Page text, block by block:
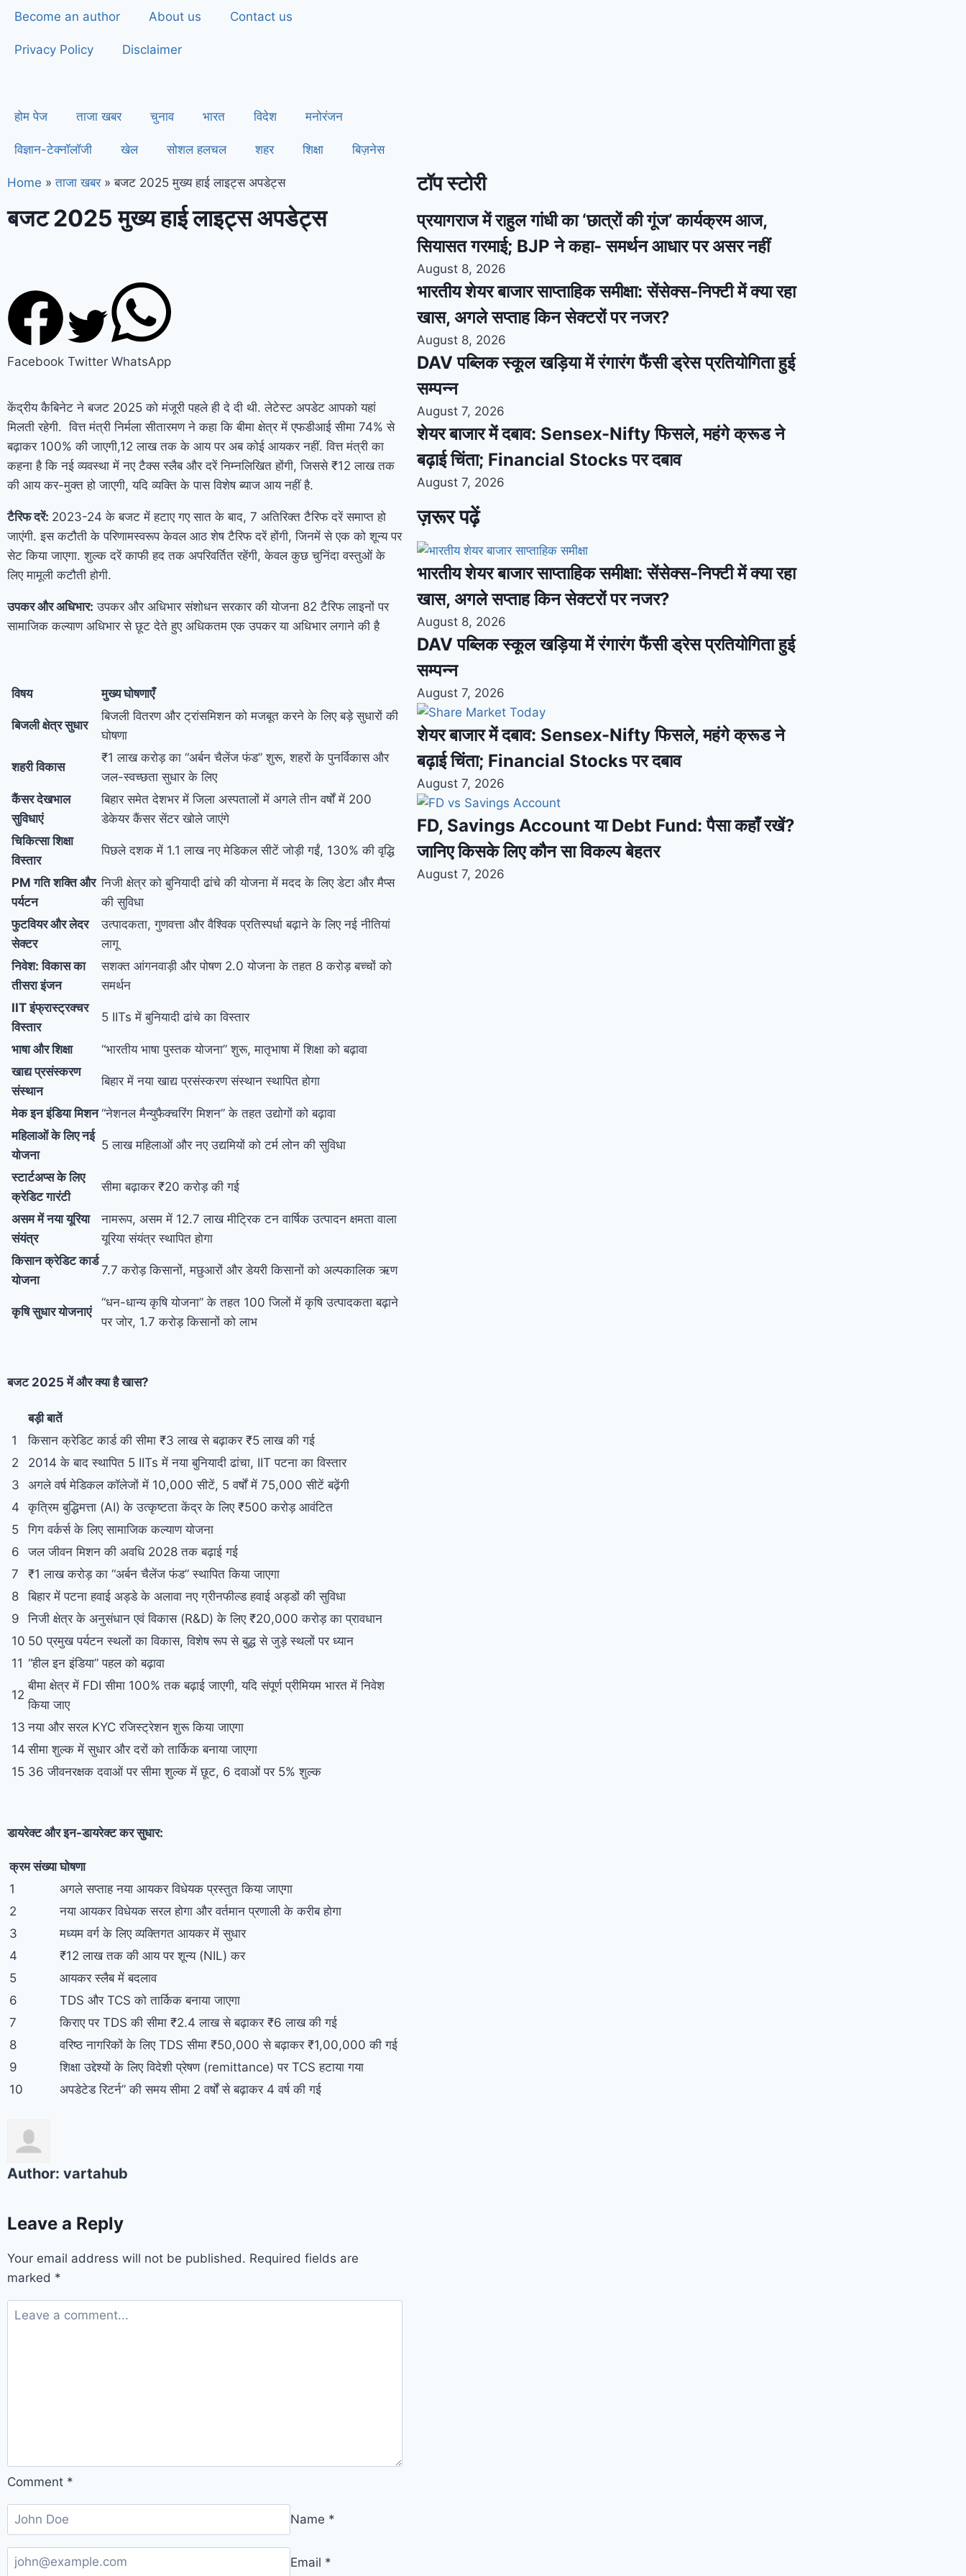
Become an author About us Contact us
Privacy Policy Disclaimer
होम पेज ताजा खबर चुनाव भारत विदेश मनोरंजन
विज्ञान-टेक्नॉलॉजी खेल सोशल हलचल शहर शिक्षा बिज़नेस
Home » ताजा खबर » बजट 2025 मुख्य हाई लाइट्स अपडेट्स
बजट 2025 मुख्य हाई लाइट्स अपडेट्स
Facebook Twitter WhatsApp
केंद्रीय कैबिनेट ने बजट 2025 को मंजूरी पहले ही दे दी थी. लेटेस्ट अपडेट आपको यहां
मिलती रहेगी. वित्त मंत्री निर्मला सीतारमण ने कहा कि बीमा क्षेत्र में एफडीआई सीमा 74% से
बढ़ाकर 100% की जाएगी,12 लाख तक के आय पर अब कोई आयकर नहीं. वित्त मंत्री का
कहना है कि नई व्यवस्था में नए टैक्स स्लैब और दरें निम्नलिखित होंगी, जिससे ₹12 लाख तक
की आय कर-मुक्त हो जाएगी, यदि व्यक्ति के पास विशेष ब्याज आय नहीं है.
टैरिफ दरें: 2023-24 के बजट में हटाए गए सात के बाद, 7 अतिरिक्त टैरिफ दरें समाप्त हो
जाएंगी. इस कटौती के परिणामस्वरूप केवल आठ शेष टैरिफ दरें होंगी, जिनमें से एक को शून्य पर
सेट किया जाएगा. शुल्क दरें काफी हद तक अपरिवर्तित रहेंगी, केवल कुछ चुनिंदा वस्तुओं के
लिए मामूली कटौती होगी.
उपकर और अधिभार: उपकर और अधिभार संशोधन सरकार की योजना 82 टैरिफ लाइनों पर
सामाजिक कल्याण अधिभार से छूट देते हुए अधिकतम एक उपकर या अधिभार लगाने की है
विषय मुख्य घोषणाएँ
बिजली क्षेत्र सुधार
बिजली वितरण और ट्रांसमिशन को मजबूत करने के लिए बड़े सुधारों की
घोषणा
शहरी विकास
₹1 लाख करोड़ का “अर्बन चैलेंज फंड” शुरू, शहरों के पुनर्विकास और
जल-स्वच्छता सुधार के लिए
कैंसर देखभाल
सुविधाएं
बिहार समेत देशभर में जिला अस्पतालों में अगले तीन वर्षों में 200
डेकेयर कैंसर सेंटर खोले जाएंगे
चिकित्सा शिक्षा
विस्तार
पिछले दशक में 1.1 लाख नए मेडिकल सीटें जोड़ी गईं, 130% की वृद्धि
PM गति शक्ति और
पर्यटन
निजी क्षेत्र को बुनियादी ढांचे की योजना में मदद के लिए डेटा और मैप्स
की सुविधा
फुटवियर और लेदर
सेक्टर
उत्पादकता, गुणवत्ता और वैश्विक प्रतिस्पर्धा बढ़ाने के लिए नई नीतियां
लागू
निवेश: विकास का
तीसरा इंजन
सशक्त आंगनवाड़ी और पोषण 2.0 योजना के तहत 8 करोड़ बच्चों को
समर्थन
IIT इंफ्रास्ट्रक्चर
विस्तार
5 IITs में बुनियादी ढांचे का विस्तार
भाषा और शिक्षा
“भारतीय भाषा पुस्तक योजना” शुरू, मातृभाषा में शिक्षा को बढ़ावा
खाद्य प्रसंस्करण
संस्थान
बिहार में नया खाद्य प्रसंस्करण संस्थान स्थापित होगा
मेक इन इंडिया मिशन “नेशनल मैन्युफैक्चरिंग मिशन” के तहत उद्योगों को बढ़ावा
महिलाओं के लिए नई
योजना
5 लाख महिलाओं और नए उद्यमियों को टर्म लोन की सुविधा
स्टार्टअप्स के लिए
क्रेडिट गारंटी
सीमा बढ़ाकर ₹20 करोड़ की गई
असम में नया यूरिया
संयंत्र
नामरूप, असम में 12.7 लाख मीट्रिक टन वार्षिक उत्पादन क्षमता वाला
यूरिया संयंत्र स्थापित होगा
किसान क्रेडिट कार्ड
योजना
7.7 करोड़ किसानों, मछुआरों और डेयरी किसानों को अल्पकालिक ऋण
कृषि सुधार योजनाएं
“धन-धान्य कृषि योजना” के तहत 100 जिलों में कृषि उत्पादकता बढ़ाने
पर जोर, 1.7 करोड़ किसानों को लाभ
बजट 2025 में और क्या है खास?
बड़ी बातें
1
किसान क्रेडिट कार्ड की सीमा ₹3 लाख से बढ़ाकर ₹5 लाख की गई
2
2014 के बाद स्थापित 5 IITs में नया बुनियादी ढांचा, IIT पटना का विस्तार
3
अगले वर्ष मेडिकल कॉलेजों में 10,000 सीटें, 5 वर्षों में 75,000 सीटें बढ़ेंगी
4
कृत्रिम बुद्धिमत्ता (AI) के उत्कृष्टता केंद्र के लिए ₹500 करोड़ आवंटित
5
गिग वर्कर्स के लिए सामाजिक कल्याण योजना
6
जल जीवन मिशन की अवधि 2028 तक बढ़ाई गई
7
₹1 लाख करोड़ का “अर्बन चैलेंज फंड” स्थापित किया जाएगा
8
बिहार में पटना हवाई अड्डे के अलावा नए ग्रीनफील्ड हवाई अड्डों की सुविधा
9
निजी क्षेत्र के अनुसंधान एवं विकास (R&D) के लिए ₹20,000 करोड़ का प्रावधान
10 50 प्रमुख पर्यटन स्थलों का विकास, विशेष रूप से बुद्ध से जुड़े स्थलों पर ध्यान
11 “हील इन इंडिया” पहल को बढ़ावा
12
बीमा क्षेत्र में FDI सीमा 100% तक बढ़ाई जाएगी, यदि संपूर्ण प्रीमियम भारत में निवेश
किया जाए
13 नया और सरल KYC रजिस्ट्रेशन शुरू किया जाएगा
14 सीमा शुल्क में सुधार और दरों को तार्किक बनाया जाएगा
15 36 जीवनरक्षक दवाओं पर सीमा शुल्क में छूट, 6 दवाओं पर 5% शुल्क
डायरेक्ट और इन-डायरेक्ट कर सुधार:
क्रम संख्या घोषणा
1️
अगले सप्ताह नया आयकर विधेयक प्रस्तुत किया जाएगा
2️
नया आयकर विधेयक सरल होगा और वर्तमान प्रणाली के करीब होगा
3️
मध्यम वर्ग के लिए व्यक्तिगत आयकर में सुधार
4️
₹12 लाख तक की आय पर शून्य (NIL) कर
5️
आयकर स्लैब में बदलाव
6️
TDS और TCS को तार्किक बनाया जाएगा
7️
किराए पर TDS की सीमा ₹2.4 लाख से बढ़ाकर ₹6 लाख की गई
8️
वरिष्ठ नागरिकों के लिए TDS सीमा ₹50,000 से बढ़ाकर ₹1,00,000 की गई
9️
शिक्षा उद्देश्यों के लिए विदेशी प्रेषण (remittance) पर TCS हटाया गया
10
अपडेटेड रिटर्न” की समय सीमा 2 वर्षों से बढ़ाकर 4 वर्ष की गई
Author: vartahub
Leave a Reply
Your email address will not be published. Required fields are
marked *
Comment *
Name *
Email *
टॉप स्टोरी
प्रयागराज में राहुल गांधी का ‘छात्रों की गूंज’ कार्यक्रम आज,
सियासत गरमाई; BJP ने कहा- समर्थन आधार पर असर नहीं
August 8, 2026
भारतीय शेयर बाजार साप्ताहिक समीक्षा: सेंसेक्स-निफ्टी में क्या रहा
खास, अगले सप्ताह किन सेक्टरों पर नजर?
August 8, 2026
DAV पब्लिक स्कूल खड़िया में रंगारंग फैंसी ड्रेस प्रतियोगिता हुई
सम्पन्न
August 7, 2026
शेयर बाजार में दबाव: Sensex-Nifty फिसले, महंगे क्रूड ने
बढ़ाई चिंता; Financial Stocks पर दबाव
August 7, 2026
ज़रूर पढ़ें
भारतीय शेयर बाजार साप्ताहिक समीक्षा: सेंसेक्स-निफ्टी में क्या रहा
खास, अगले सप्ताह किन सेक्टरों पर नजर?
August 8, 2026
DAV पब्लिक स्कूल खड़िया में रंगारंग फैंसी ड्रेस प्रतियोगिता हुई
सम्पन्न
August 7, 2026
शेयर बाजार में दबाव: Sensex-Nifty फिसले, महंगे क्रूड ने
बढ़ाई चिंता; Financial Stocks पर दबाव
August 7, 2026
FD, Savings Account या Debt Fund: पैसा कहाँ रखें?
जानिए किसके लिए कौन सा विकल्प बेहतर
August 7, 2026